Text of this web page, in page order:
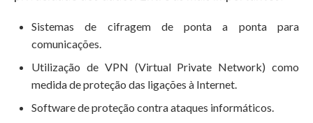
Sistemas de cifragem de ponta a ponta para
comunicações.
Utilização de VPN (Virtual Private Network) como
medida de proteção das ligações à Internet.
Software de proteção contra ataques informáticos.